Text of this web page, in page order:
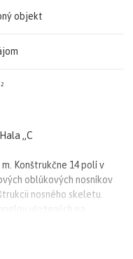
objekt
„C
Konštrukčne 14 polí v
oblúkových nosníkov
nosného skeletu.
uložených na
dvojicou
medziokennými 340/600